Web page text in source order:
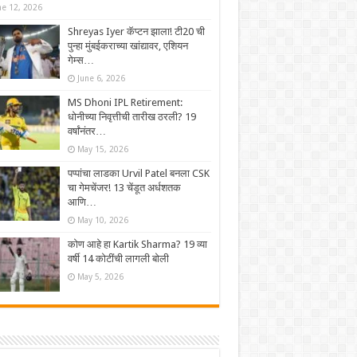
12, 2026
Shreyas Iyer कॅप्टन झाला! टी20 ची
पुन्हा मुंबईकराच्या खांद्यावर, एशियन
गेम्स…
June 6, 2026
MS Dhoni IPL Retirement:
धोनीच्या निवृत्तीची तारीख ठरली? 19
वर्षांनंतर…
May 15, 2026
पप्पांचा लाडका Urvil Patel बनला CSK
चा गेमचेंजर! 13 चेंडूत अर्धशतक
आणि…
May 10, 2026
कोण आहे हा Kartik Sharma? 19 व्या
वर्षी 14 कोटींची लागली बोली
May 5, 2026